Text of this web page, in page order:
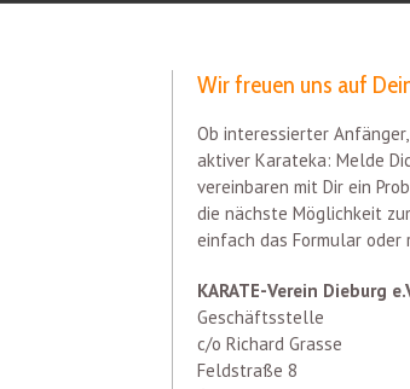
Wir freuen uns auf
Ob interessierter
aktiver Karateka: Melde
vereinbaren mit Dir ein
die nächste Möglichkeit
einfach das Formular oder
KARATE-Verein Dieburg
Geschäftsstelle
c/o Richard Grasse
Feldstraße 8